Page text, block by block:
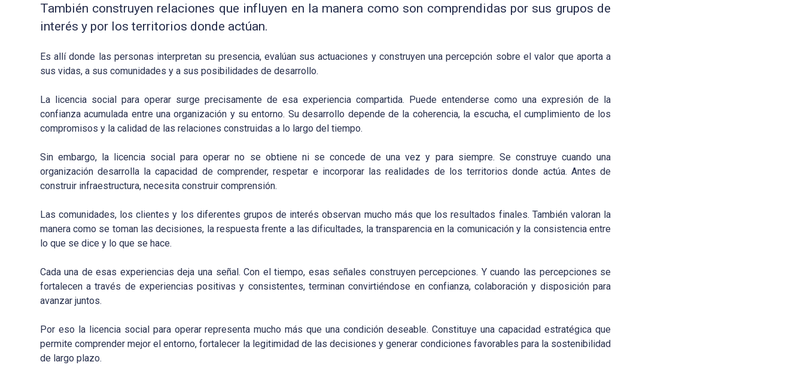
También construyen relaciones que influyen en la manera como son comprendidas por sus grupos de
interés y por los territorios donde actúan.
Es allí donde las personas interpretan su presencia, evalúan sus actuaciones y construyen una percepción sobre el valor que aporta a
sus vidas, a sus comunidades y a sus posibilidades de desarrollo.
La licencia social para operar surge precisamente de esa experiencia compartida. Puede entenderse como una expresión de la
confianza acumulada entre una organización y su entorno. Su desarrollo depende de la coherencia, la escucha, el cumplimiento de los
compromisos y la calidad de las relaciones construidas a lo largo del tiempo.
Sin embargo, la licencia social para operar no se obtiene ni se concede de una vez y para siempre. Se construye cuando una
organización desarrolla la capacidad de comprender, respetar e incorporar las realidades de los territorios donde actúa. Antes de
construir infraestructura, necesita construir comprensión.
Las comunidades, los clientes y los diferentes grupos de interés observan mucho más que los resultados finales. También valoran la
manera como se toman las decisiones, la respuesta frente a las dificultades, la transparencia en la comunicación y la consistencia entre
lo que se dice y lo que se hace.
Cada una de esas experiencias deja una señal. Con el tiempo, esas señales construyen percepciones. Y cuando las percepciones se
fortalecen a través de experiencias positivas y consistentes, terminan convirtiéndose en confianza, colaboración y disposición para
avanzar juntos.
Por eso la licencia social para operar representa mucho más que una condición deseable. Constituye una capacidad estratégica que
permite comprender mejor el entorno, fortalecer la legitimidad de las decisiones y generar condiciones favorables para la sostenibilidad
de largo plazo.